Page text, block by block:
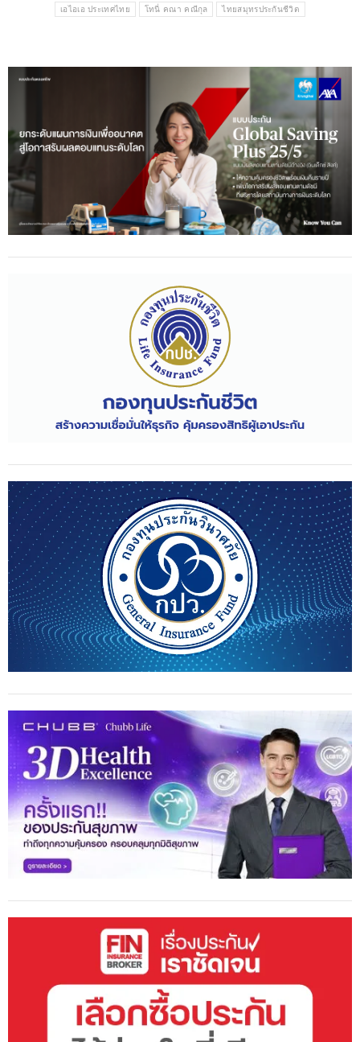
เอไอเอ ประเทศไทย โทนี่ คณา คณีกุล ไทยสมุทรประกันชีวิต